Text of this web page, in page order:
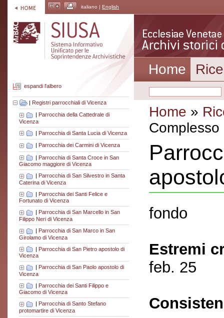
italiano | English
espandi l'albero
| Registri parrocchiali di Vicenza
| Parrocchia della Cattedrale di
Vicenza
| Parrocchia di Santa Lucia di Vicenza
Parrocchia dei Carmini di Vicenza
| Parrocchia di Santa Croce in San
Giacomo maggiore di Vicenza
Parrocchia di San Silvestro in Santa
Caterina di Vicenza
| Parrocchia dei Santi Felice e
Fortunato di Vicenza
Parrocchia di San Marcello in San
Filippo Neri di Vicenza
| Parrocchia di San Marco in San
Girolamo di Vicenza
| Parrocchia di San Pietro apostolo di
Vicenza
| Parrocchia di San Paolo apostolo di
Vicenza
| Parrocchia dei Santi Filippo e
Giacomo di Vicenza
| Parrocchia di Santo Stefano
protomartire di Vicenza
Home
Home »
fondo
Estremi
feb. 25